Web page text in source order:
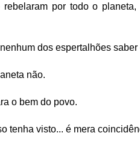
por todo o planeta,
dos espertalhões saber
não.
o bem do povo.
tenha visto... é mera